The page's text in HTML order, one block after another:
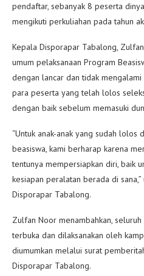
pendaftar, sebanyak 8 peserta
mengikuti perkuliahan pada tahun
Kepala Disporapar Tabalong,
umum pelaksanaan Program
dengan lancar dan tidak
para peserta yang telah lolos
dengan baik sebelum memasuki
“Untuk anak-anak yang sudah lolos
beasiswa, kami berharap karena
tentunya mempersiapkan diri, baik
kesiapan peralatan berada di
Disporapar Tabalong.
Zulfan Noor menambahkan,
terbuka dan dilaksanakan oleh
diumumkan melalui surat
Disporapar Tabalong.